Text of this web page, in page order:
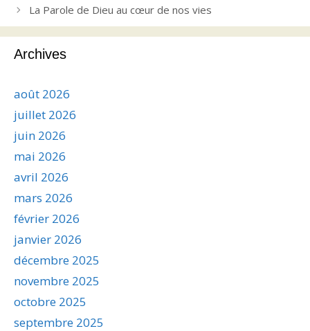
La Parole de Dieu au cœur de nos vies
Archives
août 2026
juillet 2026
juin 2026
mai 2026
avril 2026
mars 2026
février 2026
janvier 2026
décembre 2025
novembre 2025
octobre 2025
septembre 2025